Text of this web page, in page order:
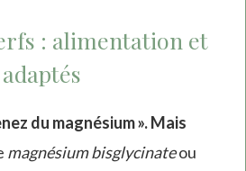
: alimentation et
du magnésium ». Mais
magnésium bisglycinateou